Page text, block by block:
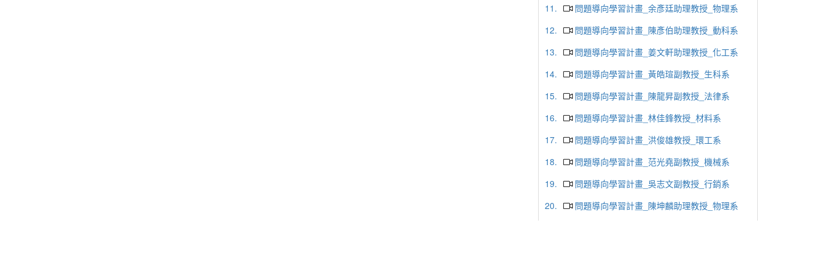
11.
問題導向學習計畫_余彥廷助理教授_物理系
12.
問題導向學習計畫_陳彥伯助理教授_動科系
13.
問題導向學習計畫_姜文軒助理教授_化工系
14.
問題導向學習計畫_黃皓瑄副教授_生科系
15.
問題導向學習計畫_陳龍昇副教授_法律系
16.
問題導向學習計畫_林佳鋒教授_材料系
17.
問題導向學習計畫_洪俊雄教授_環工系
18.
問題導向學習計畫_范光堯副教授_機械系
19.
問題導向學習計畫_吳志文副教授_行銷系
20.
問題導向學習計畫_陳坤麟助理教授_物理系